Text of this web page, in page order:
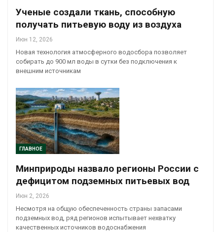
Ученые создали ткань, способную
получать питьевую воду из воздуха
Июн 12, 2026
Новая технология атмосферного водосбора позволяет
собирать до 900 мл воды в сутки без подключения к
внешним источникам
ГЛАВНОЕ
Минприроды назвало регионы России с
дефицитом подземных питьевых вод
Июн 2, 2026
Несмотря на общую обеспеченность страны запасами
подземных вод, ряд регионов испытывает нехватку
качественных источников водоснабжения